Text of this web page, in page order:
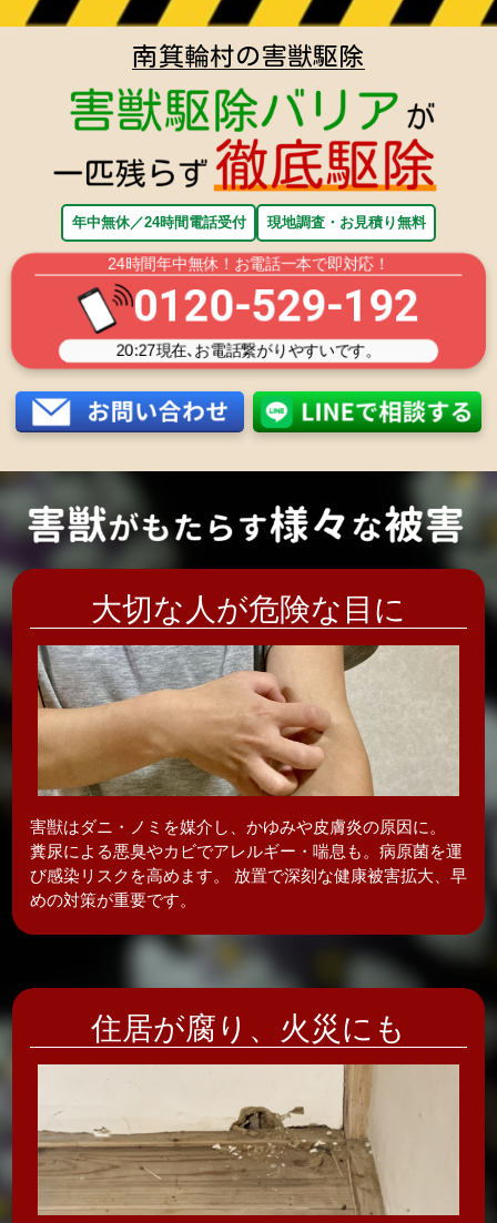
南箕輪村の害獣駆除
年中無休／24時間電話受付 現地調査・お見積り無料
24時間年中無休！お電話一本で即対応！
0120-529-192
20:27現在､お電話繋がりやすいです。
大切な人が危険な目に
害獣はダニ・ノミを媒介し、かゆみや皮膚炎の原因に。
糞尿による悪臭やカビでアレルギー・喘息も。病原菌を運
び感染リスクを高めます。 放置で深刻な健康被害拡大、早
めの対策が重要です。
住居が腐り、 火災にも